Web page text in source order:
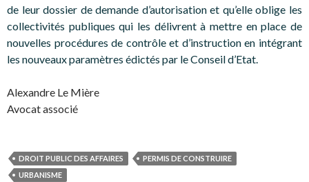
de leur dossier de demande d’autorisation et qu’elle oblige les
collectivités publiques qui les délivrent à mettre en place de
nouvelles procédures de contrôle et d’instruction en intégrant
les nouveaux paramètres édictés par le Conseil d’Etat.
Alexandre Le Mière
Avocat associé
DROIT PUBLIC DES AFFAIRES
PERMIS DE CONSTRUIRE
URBANISME